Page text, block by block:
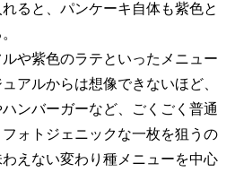
ると、パンケーキ自体も紫色と
や紫色のラテといったメニュー
アルからは想像できないほど、
ンバーガーなど、ごくごく普通
ォトジェニックな一枚を狙うの
えない変わり種メニューを中心